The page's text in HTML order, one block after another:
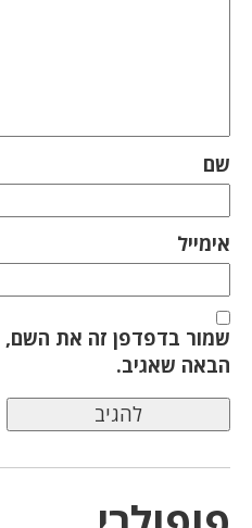
שם
אימייל
שמור בדפדפן זה את השם,
הבאה שאגיב.